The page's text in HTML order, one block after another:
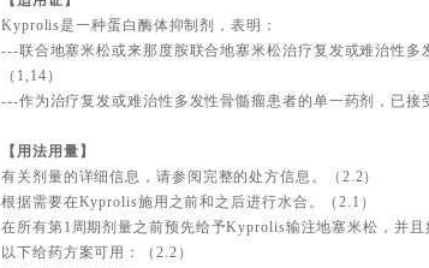
Kyprolis是一种蛋白酶体抑制剂，表明：
---联合地塞米松或来那度胺联合地塞米松治疗复发或难治性多
（1,14）
---作为治疗复发或难治性多发性骨髓瘤患者的单一药剂，已接
【用法用量】
有关剂量的详细信息，请参阅完整的处方信息。（2.2）
根据需要在Kyprolis施用之前和之后进行水合。（2.1）
在所有第1周期剂量之前预先给予Kyprolis输注地塞米松，并且
以下给药方案可用：（2.2）